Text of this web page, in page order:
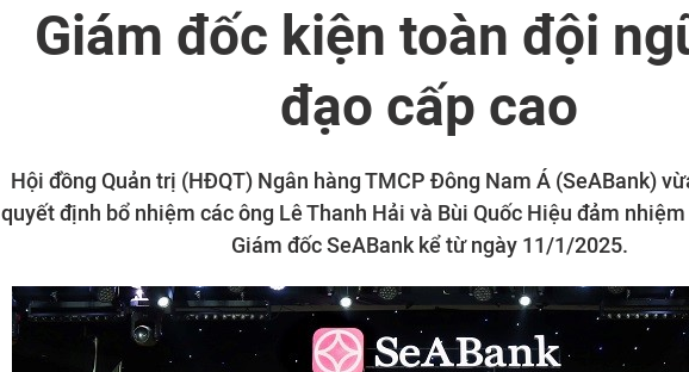
Giám đốc kiện toàn đội
đạo cấp cao
Hội đồng Quản trị (HĐQT) Ngân hàng TMCP Đông Nam Á (SeABank)
quyết định bổ nhiệm các ông Lê Thanh Hải và Bùi Quốc Hiệu đảm
Giám đốc SeABank kể từ ngày 11/1/2025.